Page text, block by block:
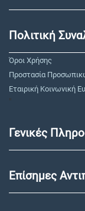
Πολιτική
Όροι Χρήσης
Προστασία
Εταιρική Κοινωνική
"
Γενικές
Επίσημες